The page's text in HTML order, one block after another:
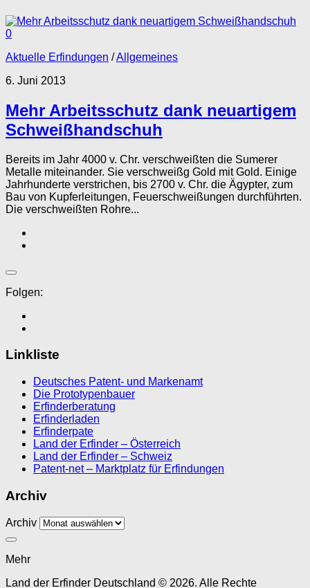
0
Aktuelle Erfindungen /Allgemeines
6. Juni 2013
Mehr Arbeitsschutz dank neuartigem
Schweißhandschuh
Bereits im Jahr 4000 v. Chr. verschweißten die Sumerer
Metalle miteinander. Sie verschweißg Gold mit Gold. Einige
Jahrhunderte verstrichen, bis 2700 v. Chr. die Ägypter, zum
Bau von Kupferleitungen, Feuerschweißungen durchführten.
Die verschweißten Rohre...
Folgen:
Linkliste
Deutsches Patent- und Markenamt
Die Prototypenbauer
Erfinderberatung
Erfinderladen
Erfinderpate
Land der Erfinder – Österreich
Land der Erfinder – Schweiz
Patent-net – Marktplatz für Erfindungen
Archiv
Archiv
Mehr
Land der Erfinder Deutschland © 2026. Alle Rechte